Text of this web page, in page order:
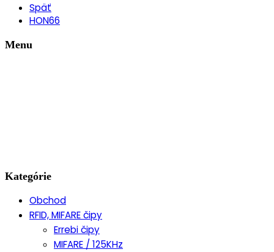
Späť
HON66
Menu
Kategórie
Obchod
RFID, MIFARE čipy
Errebi čipy
MIFARE / 125KHz